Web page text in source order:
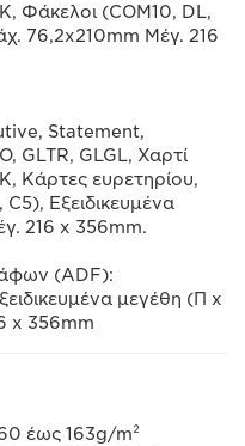
Φάκελοι (COM10, DL,
76,2x210mm Μέγ. 216
Statement,
GLTR, GLGL, Χαρτί
Κάρτες ευρετηρίου,
Εξειδικευμένα
216 x 356mm.
(ADF):
μεγέθη (Π x
x 356mm
έως 163g/m²